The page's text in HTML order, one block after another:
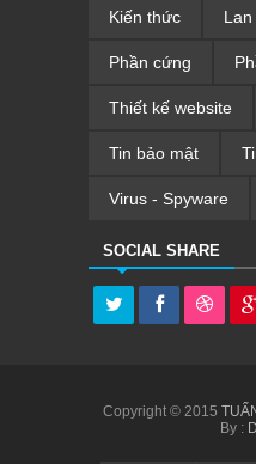
Kiến thức Lan
Phần cứng
Thiết kế website
Tin bảo mật
Virus - Spyware
SOCIAL SHARE
Copyright © 2015
By :